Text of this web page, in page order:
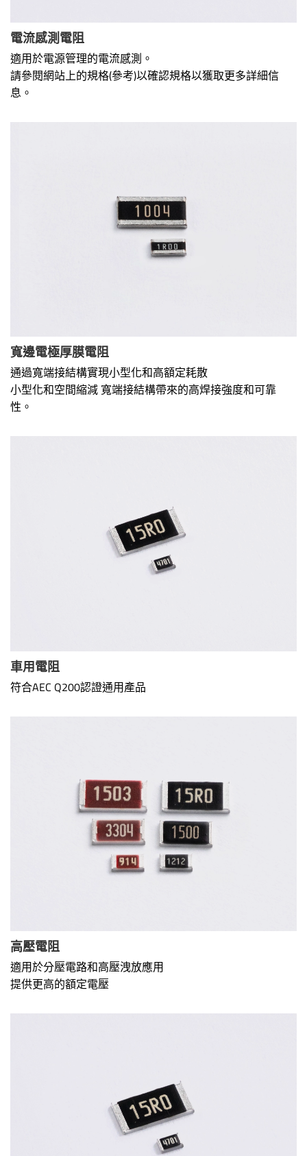
電流感測電阻
適用於電源管理的電流感測。
請參閱網站上的規格(參考)以確認規格以獲取更多詳細信
息。
寬邊電極厚膜電阻
通過寬端接結構實現小型化和高額定耗散
小型化和空間縮減 寬端接結構帶來的高焊接強度和可靠
性。
車用電阻
符合AEC Q200認證通用產品
高壓電阻
適用於分壓電路和高壓洩放應用
提供更高的額定電壓